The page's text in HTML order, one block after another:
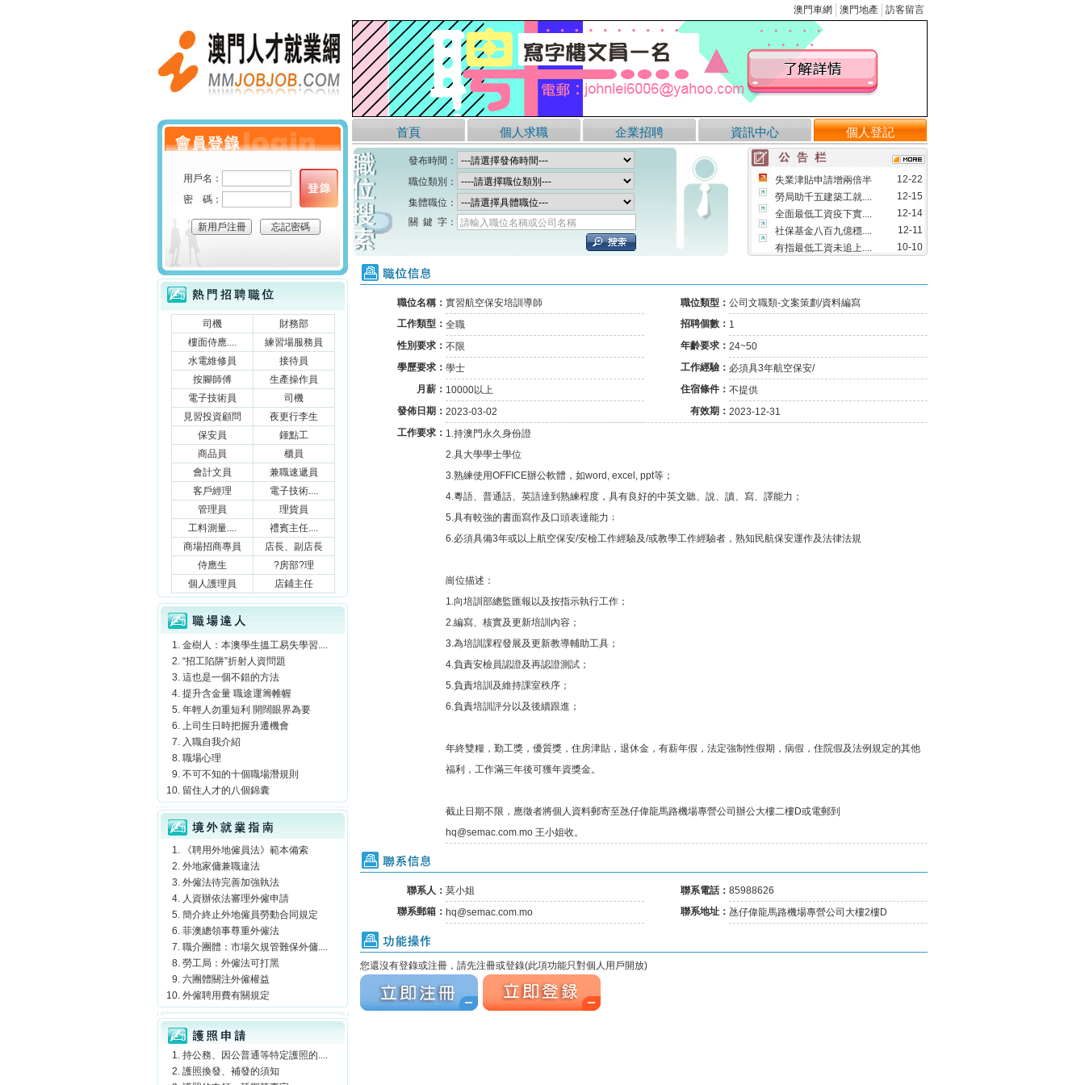
訪客留言
澳門地產
澳門車網
首頁 個人求職 企業招聘 資訊中心 個人登記
發布時間：
職位類別：
集體職位：
關 鍵 字：
請輸入職位名稱或公司名稱
失業津貼申請增兩倍半
12-22
勞局助千五建築工就....
12-15
全面最低工資疫下實....
12-14
社保基金八百九億穩....
12-11
有指最低工資未追上....
10-10
首三月失業率維持1.....
二月份消費物價指數....
正對有關兩工種最低....
11-02
澳總體失業率維持1.....
五月份參團旅客按年....
《最低工資》法案 諮詢....
職位信息
職位名稱： 實習航空保安培訓導師 職位類型： 公司文職類-文案策劃/資料編寫
工作類型： 全職 招聘個數： 1
性別要求： 不限 年齡要求： 24~50
學歷要求： 學士 工作經驗： 必須具3年航空保安/
月薪： 10000以上 住宿條件： 不提供
發佈日期： 2023-03-02 有效期： 2023-12-31
工作要求： 1.持澳門永久身份證
2.具大學學士學位
3.熟練使用OFFICE辦公軟體，如word, excel, ppt等；
4.粵語、普通話、英語達到熟練程度，具有良好的中英文聽、說、讀、寫、譯能力；
5.具有較強的書面寫作及口頭表達能力﹔
6.必須具備3年或以上航空保安/安檢工作經驗及/或教學工作經驗者，熟知民航保安運作及法律法規
崗位描述：
1.向培訓部總監匯報以及按指示執行工作；
2.編寫、核實及更新培訓內容；
3.為培訓課程發展及更新教導輔助工具；
4.負責安檢員認證及再認證測試；
5.負責培訓及維持課室秩序；
6.負責培訓評分以及後續跟進；
年終雙糧，勤工獎，優質獎，住房津貼，退休金，有薪年假，法定強制性假期，病假，住院假及法例規定的其他
福利，工作滿三年後可獲年資獎金。
截止日期不限，應徵者將個人資料郵寄至氹仔偉龍馬路機場專營公司辦公大樓二樓D或電郵到
hq@semac.com.mo 王小姐收。
聯系信息
聯系人： 莫小姐 聯系電話： 85988626
聯系郵箱： hq@semac.com.mo 聯系地址： 氹仔偉龍馬路機場專營公司大樓2樓D
功能操作
您還沒有登錄或注冊，請先注冊或登錄(此項功能只對個人用戶開放)
立刻注冊
立刻注冊
個人會員登錄
用戶名：
密 碼：
新用戶注冊 忘記密碼
熱門招聘職位
司機
財務部
樓面侍應....
練習場服務員
水電維修員
接待員
按腳師傅
生產操作員
電子技術員
司機
見習投資顧問
夜更行李生
保安員
鍾點工
商品員
櫃員
會計文員
兼職速遞員
客戶經理
電子技術....
管理員
理貨員
工料測量....
禮賓主任....
商場招商專員
店長、副店長
侍應生
?房部?理
個人護理員
店鋪主任
職場達人
金樹人：本澳學生搵工易失學習....
“招工陷阱”折射人資問題
這也是一個不錯的方法
提升含金量 職途運籌帷幄
年輕人勿重短利 開闊眼界為要
上司生日時把握升遷機會
入職自我介紹
職場心理
不可不知的十個職場潛規則
留住人才的八個錦囊
境外就業指南
《聘用外地僱員法》範本備索
外地家傭兼職違法
外僱法待完善加強執法
人資辦依法審理外僱申請
簡介終止外地僱員勞動合同規定
菲澳總領事尊重外僱法
職介團體：市場欠規管難保外傭....
勞工局：外僱法可打黑
六團體關注外僱權益
外僱聘用費有關規定
護照申請
持公務、因公普通等特定護照的....
護照換發、補發的須知